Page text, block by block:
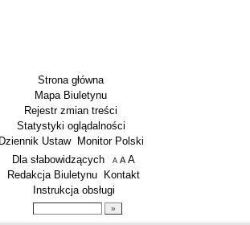
Strona główna
Mapa Biuletynu
Rejestr zmian treści
Statystyki oglądalności
Dziennik Ustaw
Monitor Polski
Menu dodatkowe
Dla słabowidzących A pomniejsz czcionkę
A standardowy rozmiar czcionki
A
Redakcja Biuletynu
Kontakt
Instrukcja obsługi